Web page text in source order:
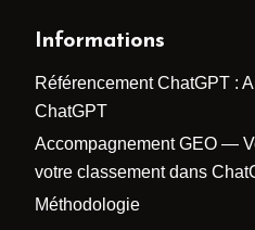
Informations
Référencement ChatGPT :
ChatGPT
Accompagnement GEO —
votre classement dans
Méthodologie